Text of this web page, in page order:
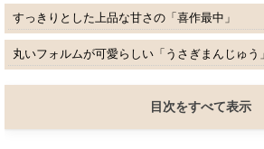
すっきりとした上品な甘さの「喜作最中」
丸いフォルムが可愛らしい「うさぎまんじゅう」
目次をすべて表示